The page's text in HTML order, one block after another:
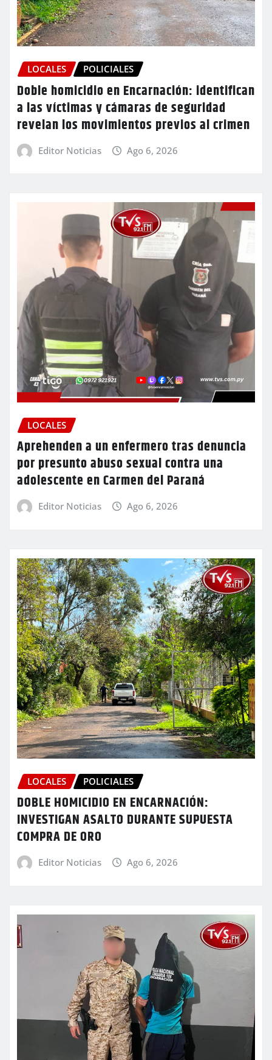
LOCALES POLICIALES
Doble homicidio en Encarnación: identifican
a las víctimas y cámaras de seguridad
revelan los movimientos previos al crimen
Editor Noticias Ago 6, 2026
LOCALES
Aprehenden a un enfermero tras denuncia
por presunto abuso sexual contra una
adolescente en Carmen del Paraná
Editor Noticias Ago 6, 2026
LOCALES POLICIALES
DOBLE HOMICIDIO EN ENCARNACIÓN:
INVESTIGAN ASALTO DURANTE SUPUESTA
COMPRA DE ORO
Editor Noticias Ago 6, 2026